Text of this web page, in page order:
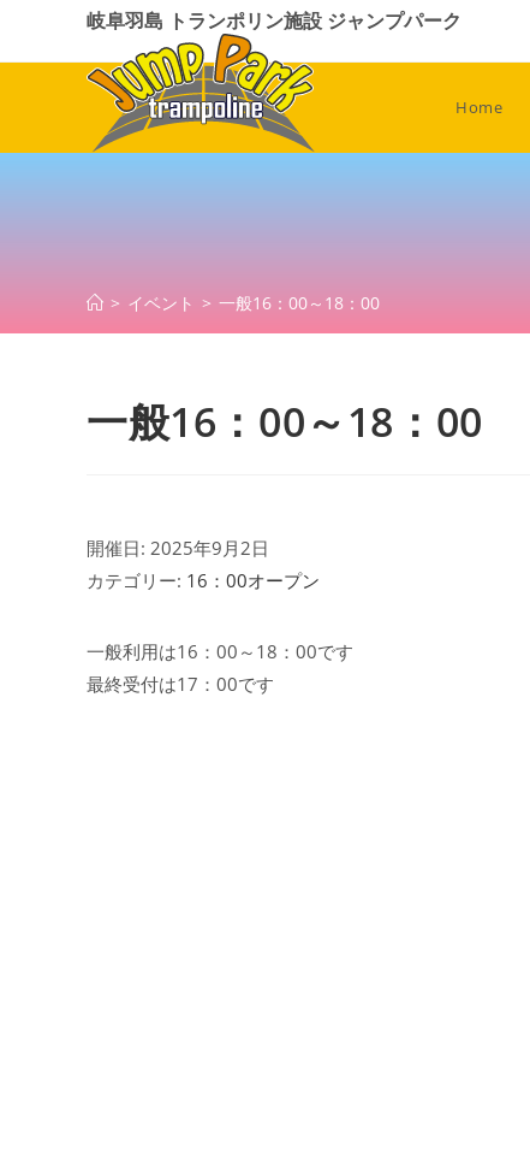
岐阜羽島 トランポリン施設 ジャンプパーク
Home
> イベント > 一般16：00～18：00
一般16：00～18：00
開催日: 2025年9月2日
カテゴリー: 16：00オープン
一般利用は16：00～18：00です
最終受付は17：00です